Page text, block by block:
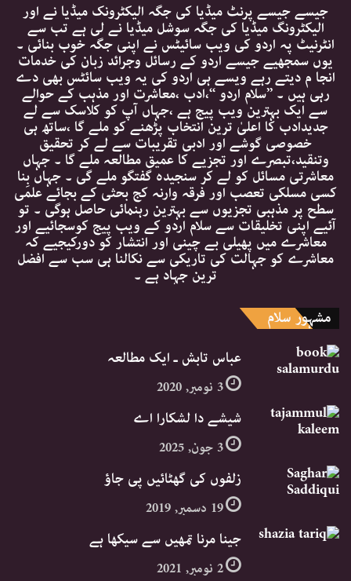
جیسے جیسے پرنٹ میڈیا کی جگہ الیکٹرونک میڈیا نے اور
الیکٹرونگ میڈیا کی جگہ سوشل میڈیا نے لی ہے تب سے
انٹرنیٹ پہ اردو کی ویب سائیٹس نے اپنی جگہ خوب بنائی ۔
یوں سمجھیے جیسے اردو کے رسائل وجرائد زبان کی خدمات
انجا م دیتے رہے ویسے ہی اردو کی یہ ویب سائٹس بھی دے
رہی ہیں ۔ ’’سلام اردو ‘‘،ادب ،معاشرت اور مذہب کے حوالے
سے ایک بہترین ویب پیج ہے ،جہاں آپ کو کلاسک سے لے
جدیدادب کا اعلیٰ ترین انتخاب پڑھنے کو ملے گا ،ساتھ ہی
خصوصی گوشے اور ادبی تقریبات سے لے کر تحقیق
وتنقید،تبصرے اور تجزیے کا عمیق مطالعہ ملے گا ۔ جہاں
معاشرتی مسائل کو لے کر سنجیدہ گفتگو ملے گی ۔ جہاں بِنا
کسی مسلکی تعصب اور فرقہ وارنہ کج بحثی کے بجائے علمی
سطح پر مذہبی تجزیوں سے بہترین رہنمائی حاصل ہوگی ۔ تو
آئیے اپنی تخلیقات سے سلام اردو کے ویب پیج کوسجائیے اور
معاشرے میں پھیلی بے چینی اور انتشار کو دورکیجیے کہ
معاشرے کو جہالت کی تاریکی سے نکالنا ہی سب سے افضل
ترین جہاد ہے ۔
مشہور سلام
عباس تابش ـ ایک مطالعہ
3 نومبر, 2020
شیشے دا لشکارا اے
3 جون, 2025
زلفوں کی گھٹائیں پی جاؤ
19 دسمبر, 2019
جینا مرنا تمھیں سے سیکھا ہے
2 نومبر, 2021